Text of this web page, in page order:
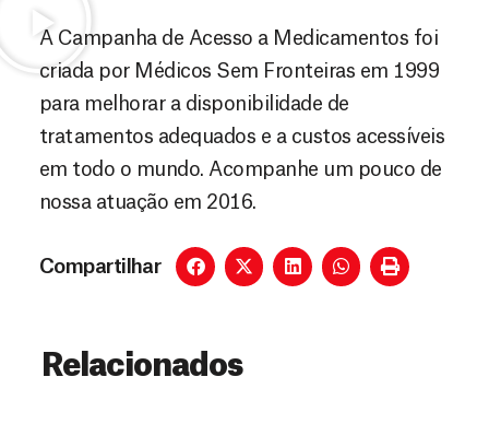
A Campanha de Acesso a Medicamentos foi
criada por Médicos Sem Fronteiras em 1999
para melhorar a disponibilidade de
tratamentos adequados e a custos acessíveis
em todo o mundo. Acompanhe um pouco de
nossa atuação em 2016.
Compartilhar
Relacionados